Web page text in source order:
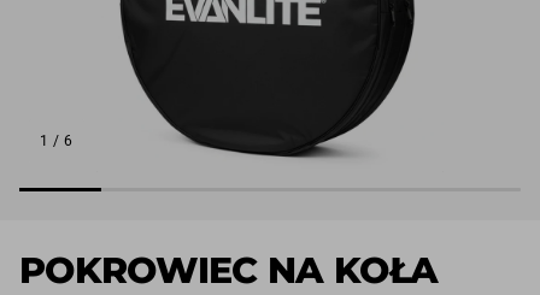
1 / 6
POKROWIEC NA KOŁA